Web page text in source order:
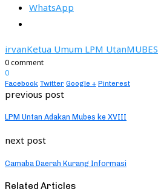
WhatsApp
irvanKetua Umum LPM UtanMUBES
0 comment
0
Facebook Twitter Google + Pinterest
previous post
LPM Untan Adakan Mubes ke XVIII
next post
Camaba Daerah Kurang Informasi
Related Articles